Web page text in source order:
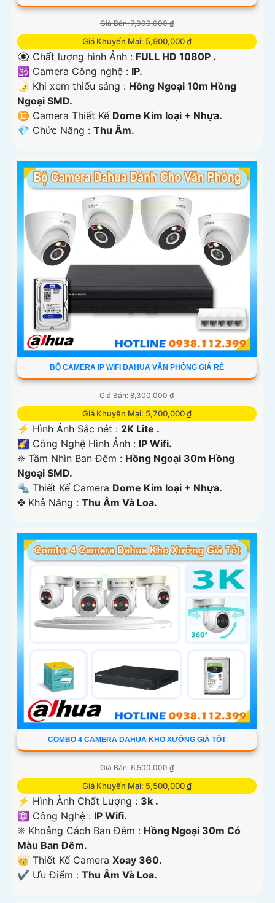
Giá Bán: 7,000,000 ₫
Giá Khuyến Mại: 5,900,000 ₫
👁️‍🗨 Chất lượng hình Ảnh : FULL HD 1080P .
🕉️ Camera Công nghệ : IP.
🌛 Khi xem thiếu sáng : Hồng Ngoại 10m Hồng
Ngoại SMD.
♊ Camera Thiết Kế Dome Kim loại + Nhựa.
️💎 Chức Năng : Thu Âm.
BỘ CAMERA IP WIFI DAHUA VĂN PHÒNG GIÁ RẺ
Giá Bán: 8,300,000 ₫
Giá Khuyến Mại: 5,700,000 ₫
️⚡ Hình Ảnh Sắc nét : 2K Lite .
🌠 Công Nghệ Hình Ảnh : IP Wifi.
❈ Tầm Nhìn Ban Đêm : Hồng Ngoại 30m Hồng
Ngoại SMD.
🔩 Thiết Kế Camera Dome Kim loại + Nhựa.
️✤ Khả Năng : Thu Âm Và Loa.
COMBO 4 CAMERA DAHUA KHO XƯỞNG GIÁ TỐT
Giá Bán: 6,500,000 ₫
Giá Khuyến Mại: 5,500,000 ₫
️⚡ Hình Ành Chất Lượng : 3k .
⚛️ Công Nghệ : IP Wifi.
❈ Khoảng Cách Ban Đêm : Hồng Ngoại 30m Có
Màu Ban Ðêm.
👑 Thiết Kế Camera Xoay 360.
️✔️ Ưu Điểm : Thu Âm Và Loa.